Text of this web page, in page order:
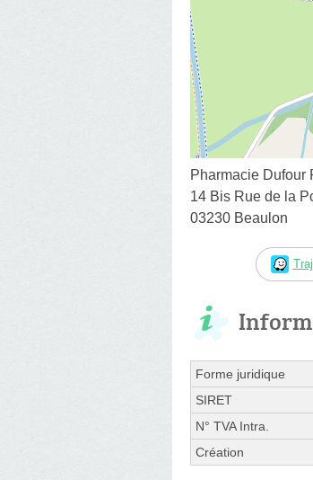
Pharmacie Dufour
14 Bis Rue de la
03230 Beaulon
Forme juridique
SIRET
N° TVA Intra.
Création